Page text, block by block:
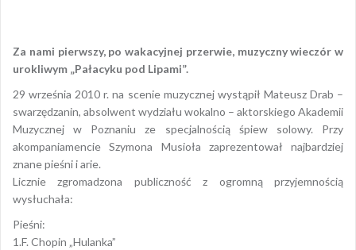
Za nami pierwszy, po wakacyjnej przerwie, muzyczny wieczór w
urokliwym „Pałacyku pod Lipami”.
29 września 2010 r. na scenie muzycznej wystąpił Mateusz Drab –
swarzędzanin, absolwent wydziału wokalno – aktorskiego Akademii
Muzycznej w Poznaniu ze specjalnością śpiew solowy. Przy
akompaniamencie Szymona Musioła zaprezentował najbardziej
znane pieśni i arie.
Licznie zgromadzona publiczność z ogromną przyjemnością
wysłuchała:
Pieśni:
1.F. Chopin „Hulanka”